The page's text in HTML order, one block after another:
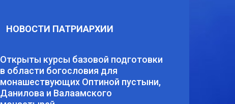
НОВОСТИ ПАТРИАРХИИ
Открыты курсы базовой подготовки
в области богословия для
монашествующих Оптиной пустыни,
Данилова и Валаамского